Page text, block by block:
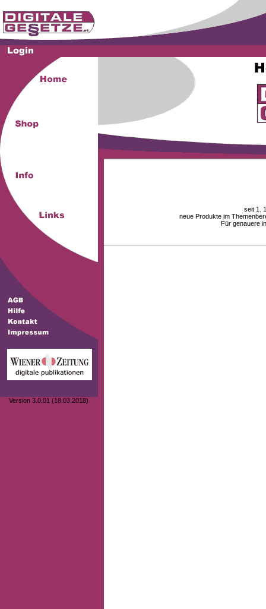
Version 3.0.01 (18.03.2018)
seit 1.
neue Produkte im
Für genauere